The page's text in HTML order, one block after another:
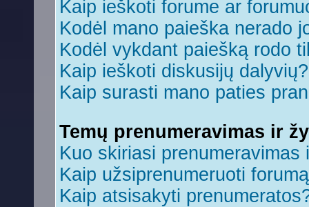
Kaip ieškoti forume ar
Kodėl mano paieška nerado
Kodėl vykdant paiešką rodo
Kaip ieškoti diskusijų dalyvių?
Kaip surasti mano paties
Temų prenumeravimas ir
Kuo skiriasi prenumeravimas
Kaip užsiprenumeruoti
Kaip atsisakyti